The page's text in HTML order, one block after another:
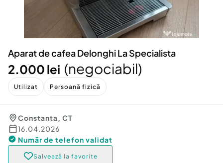
Animale de companie
Afaceri și echipamente profesionale
Inchiriere Bunuri si Vehicule
Utilaje agricole si industriale
Piese auto si accesorii
Aparat de cafea Delonghi La Specialista
2.000 lei (negociabil)
Utilizat Persoană fizică
Constanta, CT
16.04.2026
Număr de telefon validat
Salvează la favorite